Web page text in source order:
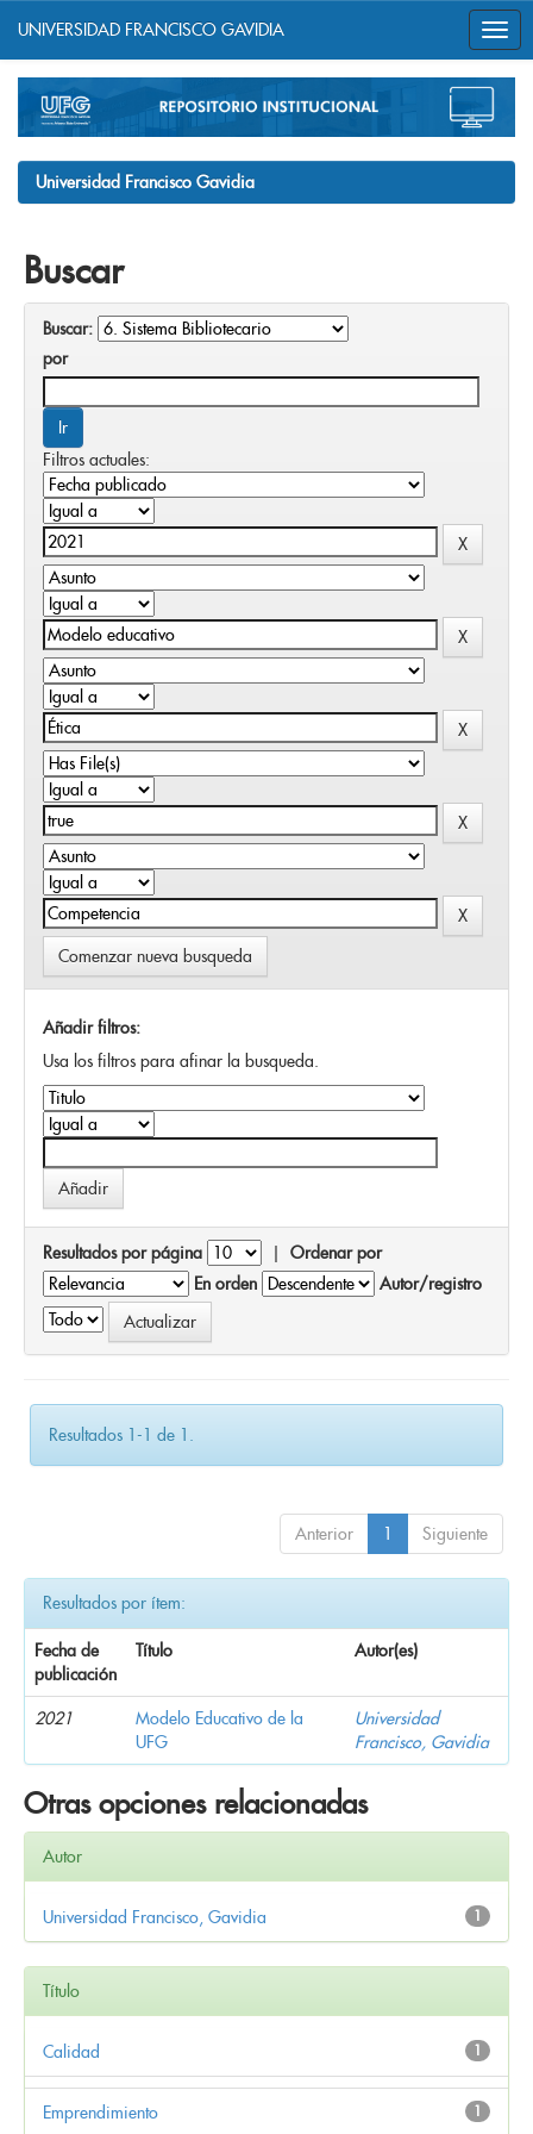
navigation
UNIVERSIDAD FRANCISCO GAVIDIA
Universidad Francisco Gavidia
Buscar
Buscar:
por
Filtros actuales:
Comenzar nueva busqueda
Añadir filtros:
Usa los filtros para afinar la busqueda.
Resultados por página | Ordenar por
En orden
Autor/registro
Resultados 1-1 de 1.
Anterior 1 Siguiente
Resultados por ítem:
Fecha de
publicación
Título Autor(es)
2021
Modelo Educativo de la
UFG
Universidad
Francisco, Gavidia
Otras opciones relacionadas
Autor
1
Universidad Francisco, Gavidia
Título
1
Calidad
1
Emprendimiento